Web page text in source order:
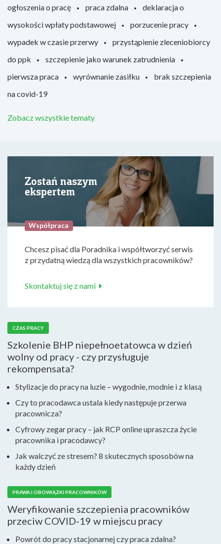
ogłoszenia o pracę praca zdalna
deklaracja o
wysokości wpłaty podstawowej
porzucenie pracy
wypadek w czasie przerwy
przystąpienie zleceniobiorcy
do ppk
szczepienie jako warunek zatrudnienia
pierwsza praca
wyrównanie zasiłku
brak szczepienia
na covid-19
Zobacz wszystkie tematy
Zostań naszym
ekspertem
Współpraca
Chcesz pisać dla Poradnika i współtworzyć serwis
z przydatną wiedzą dla wszystkich pracowników?
Skontaktuj się z nami
CZAS PRACY
Szkolenie BHP niepełnoetatowca w dzień
wolny od pracy - czy przysługuje
rekompensata?
Stylizacje do pracy na luzie – wygodnie, modnie i z klasą
Czy to pracodawca ustala kiedy następuje przerwa
pracownicza?
Cyfrowy zegar pracy – jak RCP online upraszcza życie
pracownika i pracodawcy?
Jak walczyć ze stresem? 8 skutecznych sposobów na
każdy dzień
PRAWA I OBOWIĄZKI PRACOWNIKÓW
Weryfikowanie szczepienia pracowników
przeciw COVID-19 w miejscu pracy
Powrót do pracy stacjonarnej czy praca zdalna?